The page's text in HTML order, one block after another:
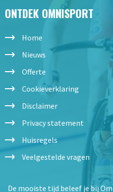
ONTDEK OMNISPORT
Home
Nieuws
Offerte
Cookieverklaring
Disclaimer
Privacy statement
Huisregels
Veelgestelde vragen
De mooiste tijd beleef je bij